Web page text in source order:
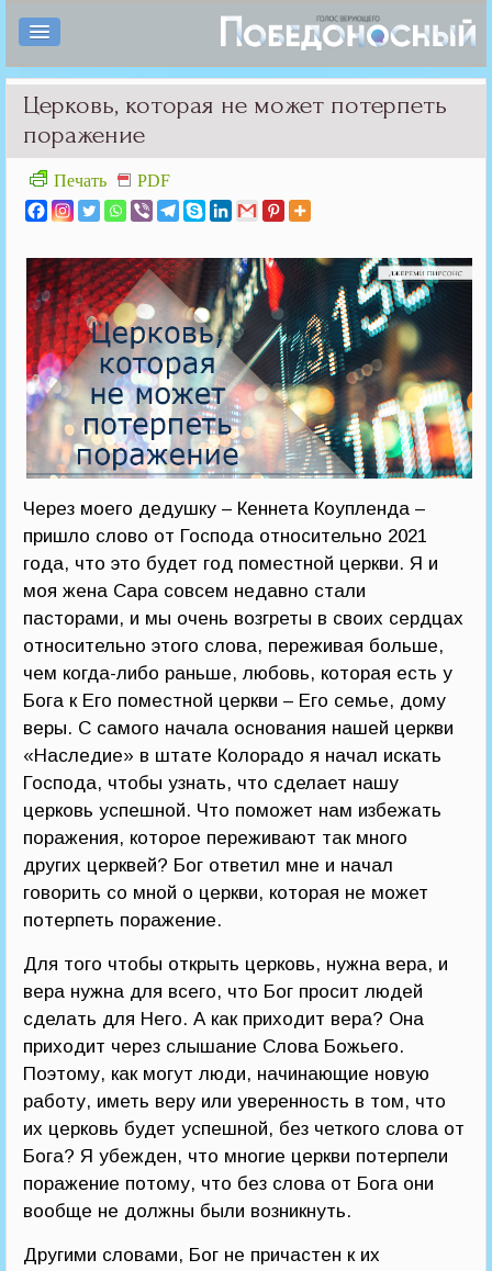
Церковь, которая не может потерпеть
поражение
Печать PDF
Через моего дедушку – Кеннета Коупленда –
пришло слово от Господа относительно 2021
года, что это будет год поместной церкви. Я и
моя жена Сара совсем недавно стали
пасторами, и мы очень возгреты в своих сердцах
относительно этого слова, переживая больше,
чем когда-либо раньше, любовь, которая есть у
Бога к Его поместной церкви – Его семье, дому
веры. С самого начала основания нашей церкви
«Наследие» в штате Колорадо я начал искать
Господа, чтобы узнать, что сделает нашу
церковь успешной. Что поможет нам избежать
поражения, которое переживают так много
других церквей? Бог ответил мне и начал
говорить со мной о церкви, которая не может
потерпеть поражение.
Для того чтобы открыть церковь, нужна вера, и
вера нужна для всего, что Бог просит людей
сделать для Него. А как приходит вера? Она
приходит через слышание Слова Божьего.
Поэтому, как могут люди, начинающие новую
работу, иметь веру или уверенность в том, что
их церковь будет успешной, без четкого слова от
Бога? Я убежден, что многие церкви потерпели
поражение потому, что без слова от Бога они
вообще не должны были возникнуть.
Другими словами, Бог не причастен к их